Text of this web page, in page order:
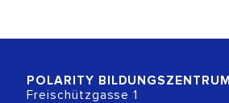
POLARITY BILDUNGSZENTRUM
Freischützgasse 1